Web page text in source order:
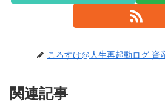
ころすけ@人生再起動ログ 資
関連記事